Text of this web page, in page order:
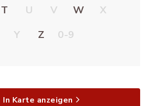
T U V W
X
Y
Z 0-9
In Karte anzeigen